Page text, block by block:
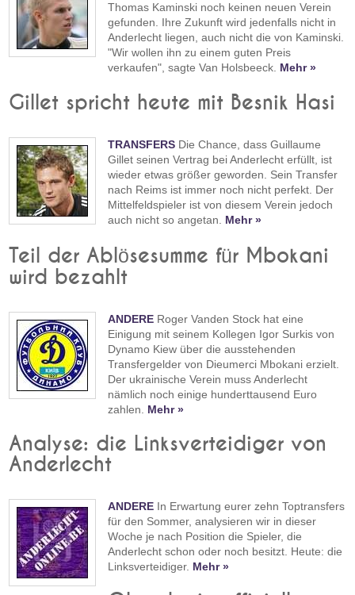
Thomas Kaminski noch keinen neuen Verein
gefunden. Ihre Zukunft wird jedenfalls nicht in
Anderlecht liegen, auch nicht die von Kaminski.
"Wir wollen ihn zu einem guten Preis
verkaufen", sagte Van Holsbeeck. Mehr »
Gillet spricht heute mit Besnik Hasi
TRANSFERS Die Chance, dass Guillaume
Gillet seinen Vertrag bei Anderlecht erfüllt, ist
wieder etwas größer geworden. Sein Transfer
nach Reims ist immer noch nicht perfekt. Der
Mittelfeldspieler ist von diesem Verein jedoch
auch nicht so angetan. Mehr »
Teil der Ablösesumme für Mbokani
wird bezahlt
ANDERE Roger Vanden Stock hat eine
Einigung mit seinem Kollegen Igor Surkis von
Dynamo Kiew über die ausstehenden
Transfergelder von Dieumerci Mbokani erzielt.
Der ukrainische Verein muss Anderlecht
nämlich noch einige hunderttausend Euro
zahlen. Mehr »
Analyse: die Linksverteidiger von
Anderlecht
ANDERE In Erwartung eurer zehn Toptransfers
für den Sommer, analysieren wir in dieser
Woche je nach Position die Spieler, die
Anderlecht schon oder noch besitzt. Heute: die
Linksverteidiger. Mehr »